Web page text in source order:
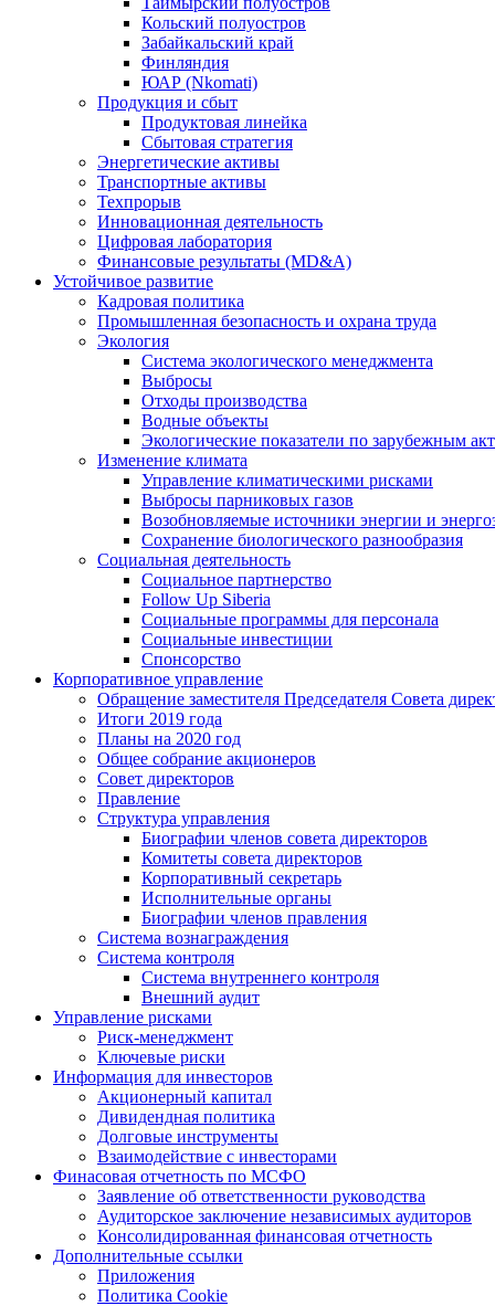
Кольский полуостров
Забайкальский край
Финляндия
ЮАР (Nkomati)
Продукция и сбыт
Продуктовая линейка
Сбытовая стратегия
Энергетические активы
Транспортные активы
Техпрорыв
Инновационная деятельность
Цифровая лаборатория
Финансовые результаты (MD&A)
Устойчивое развитие
Кадровая политика
Промышленная безопасность и охрана труда
Экология
Система экологического менеджмента
Выбросы
Отходы производства
Водные объекты
Экологические показатели по зарубежным
Изменение климата
Управление климатическими рисками
Выбросы парниковых газов
Возобновляемые источники энергии и
Сохранение биологического разнообразия
Социальная деятельность
Социальное партнерство
Follow Up Siberia
Социальные программы для персонала
Социальные инвестиции
Спонсорство
Корпоративное управление
Обращение заместителя Председателя Совета
Итоги 2019 года
Планы на 2020 год
Общее собрание акционеров
Совет директоров
Правление
Структура управления
Биографии членов совета директоров
Комитеты совета директоров
Корпоративный секретарь
Исполнительные органы
Биографии членов правления
Система вознаграждения
Система контроля
Система внутреннего контроля
Внешний аудит
Управление рисками
Риск-менеджмент
Ключевые риски
Информация для инвесторов
Акционерный капитал
Дивидендная политика
Долговые инструменты
Взаимодействие с инвеcторами
Финасовая отчетность по МСФО
Заявление об ответственности руководства
Аудиторское заключение независимых аудиторов
Консолидированная финансовая отчетность
Дополнительные ссылки
Приложения
Политика Cookie